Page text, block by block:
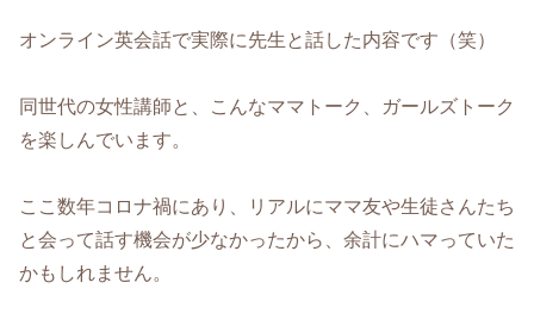
オンライン英会話で実際に先生と話した内容です（笑）
同世代の女性講師と、こんなママトーク、ガールズトーク
を楽しんでいます。
ここ数年コロナ禍にあり、リアルにママ友や生徒さんたち
と会って話す機会が少なかったから、余計にハマっていた
かもしれません。